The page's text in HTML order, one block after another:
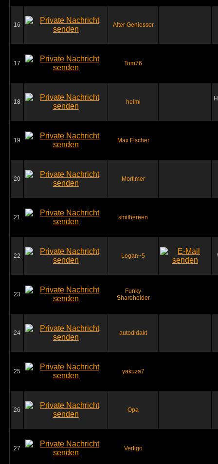
16 Alter Geniesser
17 Tom76
18 helmi
19 Max Fischer
20 Mortimer
21 smithereen
22 Logan~5
23
Funky
Shareholder
24 autodidakt
25 yakuza7
26 Opa
27 Vertigo